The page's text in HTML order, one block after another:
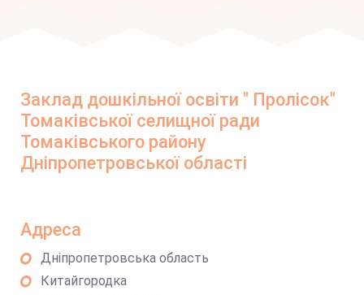
Заклад дошкільної освіти " Пролісок"
Томаківської селищної ради
Томаківського району
Дніпропетровської області
Адреса
Дніпропетровська область
Китайгородка